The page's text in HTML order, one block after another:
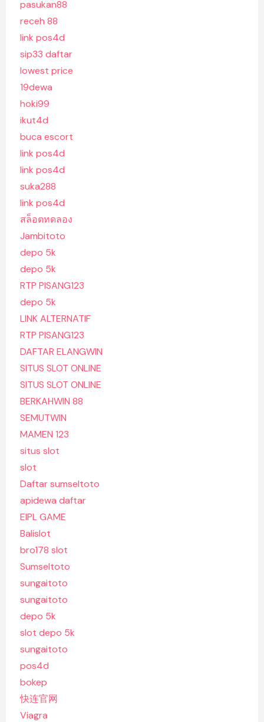
pasukan88
receh 88
link pos4d
sip33 daftar
lowest price
19dewa
hoki99
ikut4d
buca escort
link pos4d
link pos4d
suka288
link pos4d
สล็อตทดลอง
Jambitoto
depo 5k
depo 5k
RTP PISANG123
depo 5k
LINK ALTERNATIF
RTP PISANG123
DAFTAR ELANGWIN
SITUS SLOT ONLINE
SITUS SLOT ONLINE
BERKAHWIN 88
SEMUTWIN
MAMEN 123
situs slot
slot
Daftar sumseltoto
apidewa daftar
EIPL GAME
Balislot
bro178 slot
Sumseltoto
sungaitoto
sungaitoto
depo 5k
slot depo 5k
sungaitoto
pos4d
bokep
快连官网
Viagra